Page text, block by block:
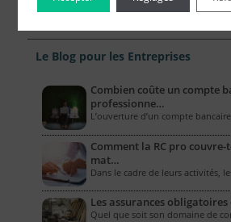
Le Blog pour les Entreprises
Combien coûte un compte
professionne…
L’ouverture d’un compte
Comment la RC pro couvre-
mat…
Dans le cadre de leurs activités,
Les assurances
Quel que soit son domaine de